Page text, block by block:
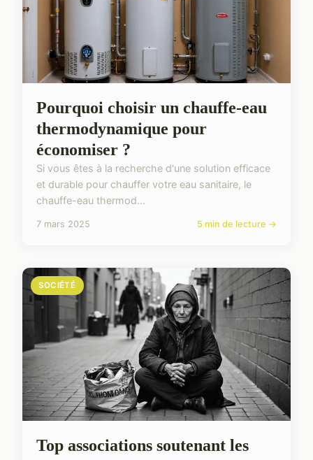
Pourquoi choisir un chauffe-eau
thermodynamique pour
économiser ?
Si vous êtes à la recherche d'une solution efficace
et durable pour chauffer votre eau sanitaire, le
chauffe-eau thermod...
7 mars 2025 5 min de lecture →
SOCIÉTÉ
Top associations soutenant les